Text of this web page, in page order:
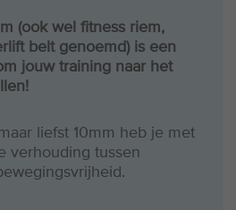
(ook wel fitness riem,
belt genoemd) is een
jouw training naar het
liefst 10mm heb je met
verhouding tussen